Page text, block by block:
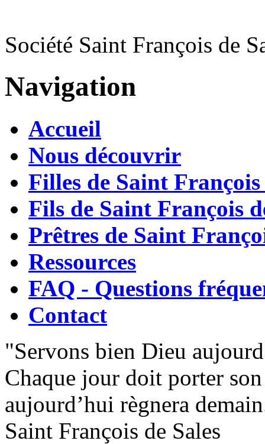
Société Saint François de
Navigation
Accueil
Nous découvrir
Filles de Saint François
Fils de Saint François
Prêtres de Saint
Ressources
FAQ - Questions
Contact
"Servons bien Dieu
Chaque jour doit porter
aujourd’hui règnera
Saint François de Sales